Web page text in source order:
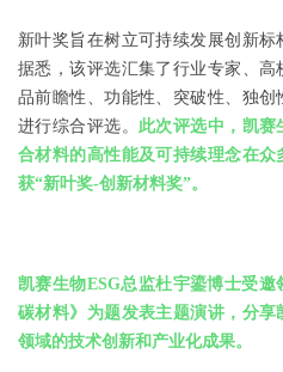
新叶奖旨在树立可持续发展创新标
据悉，该评选汇集了行业专家、
品前瞻性、功能性、突破性、独
进行综合评选。 此次评选中，凯赛
合材料的高性能及可持续理念在
获“新叶奖-创新材料奖”。
凯赛生物ESG总监杜宇鎏博士受
碳材料》为题发表主题演讲，分
领域的技术创新和产业化成果。